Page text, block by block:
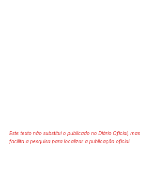
Este texto não substitui o publicado no Diário Oficial, mas
facilita a pesquisa para localizar a publicação oficial.